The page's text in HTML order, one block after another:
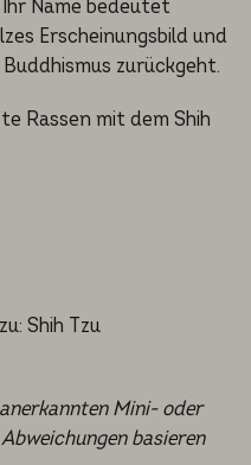
Name bedeutet
Erscheinungsbild und
zurückgeht.
Rassen mit dem Shih
Shih Tzu
Mini- oder
basieren